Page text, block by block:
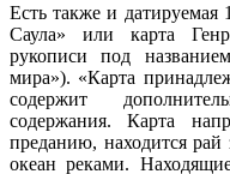
Есть также и датируемая
Саула» или карта
рукописи под
мира»). «Карта
содержит
содержания. Карта
преданию, находится
океан реками.